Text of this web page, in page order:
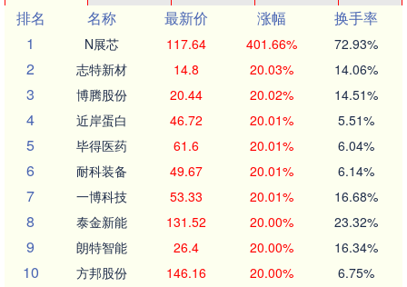
排名
名称 最新价 涨幅
换手率
1
N展芯 117.64 401.66% 72.93%
2 志特新材 14.8 20.03% 14.06%
3 博腾股份 20.44 20.02% 14.51%
4 近岸蛋白 46.72 20.01% 5.51%
5 毕得医药 61.6 20.01% 6.04%
6 耐科装备 49.67 20.01% 6.14%
7 一博科技 53.33 20.01% 16.68%
8 泰金新能 131.52 20.00% 23.32%
9 朗特智能 26.4 20.00% 16.34%
10 方邦股份 146.16 20.00% 6.75%